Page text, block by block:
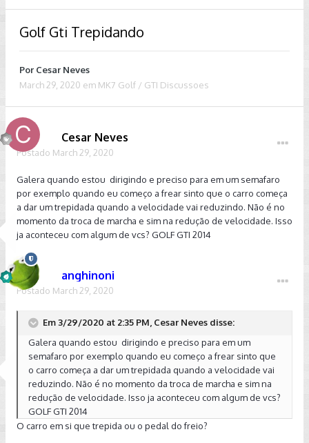
Golf Gti Trepidando
Por Cesar Neves
March 29, 2020 em MK7 Golf / GTI Discussoes
Cesar Neves
Postado March 29, 2020
Galera quando estou dirigindo e preciso para em um semafaro
por exemplo quando eu começo a frear sinto que o carro começa
a dar um trepidada quando a velocidade vai reduzindo. Não é no
momento da troca de marcha e sim na redução de velocidade. Isso
ja aconteceu com algum de vcs? GOLF GTI 2014
anghinoni
Postado March 29, 2020
Em 3/29/2020 at 2:35 PM, Cesar Neves disse:
Galera quando estou dirigindo e preciso para em um
semafaro por exemplo quando eu começo a frear sinto que
o carro começa a dar um trepidada quando a velocidade vai
reduzindo. Não é no momento da troca de marcha e sim na
redução de velocidade. Isso ja aconteceu com algum de vcs?
GOLF GTI 2014
O carro em si que trepida ou o pedal do freio?